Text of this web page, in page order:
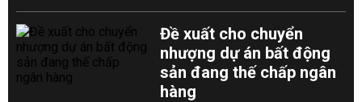
Đề xuất cho chuyển
nhượng dự án bất động
sản đang thế chấp ngân
hàng